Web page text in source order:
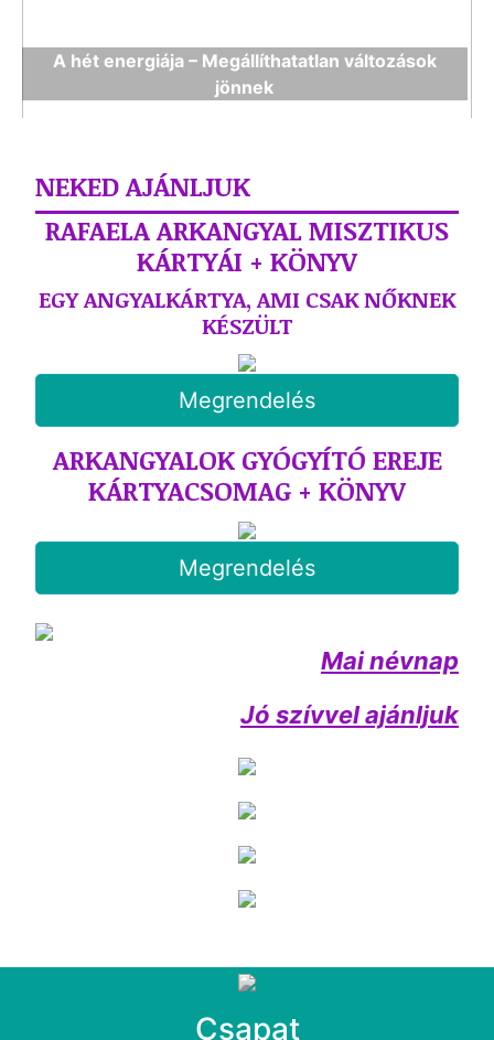
A hét energiája – Megállíthatatlan változások
jönnek
NEKED AJÁNLJUK
RAFAELA ARKANGYAL MISZTIKUS
KÁRTYÁI + KÖNYV
EGY ANGYALKÁRTYA, AMI CSAK NŐKNEK
KÉSZÜLT
Megrendelés
ARKANGYALOK GYÓGYÍTÓ EREJE
KÁRTYACSOMAG + KÖNYV
Megrendelés
Mai névnap
Jó szívvel ajánljuk
Csapat